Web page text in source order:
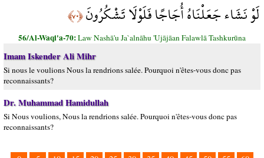
لَوْ نَشَاء جَعَلْنَاهُ أُجَاجًا فَلَوْلَا تَشْكُرُونَ﴿٧٠﴾
56/Al-Waqi'a-70:Law Nashā'u Ja`alnāhu 'Ujājāan Falawlā Tashkurūna
Imam Iskender Ali Mihr
Si nous le voulions Nous la rendrions salée. Pourquoi n'êtes-vous donc pas
reconnaissants?
Dr. Muhammad Hamidullah
Si Nous voulions, Nous la rendrions salée. Pourquoi n'êtes-vous donc pas
reconnaissants?